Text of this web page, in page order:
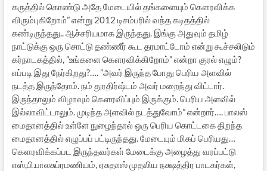
கருத்தில் கொண்டு அதே மேடையில் தங்களையும் கௌரவிக்க
விரும்புகிறோம்” என்று 2012 டிசம்பரில் வந்த கடிதத்தில்
கண்டிருந்தது.. ஆச்சரியமாக இருந்தது. இங்கு அதுவும் தமிழ்
நாட்டுக்கு ஒரு சொட்டு தண்ணீர் கூட தரமாட்டோம் என்று கூச்சலிடும்
கர்நாடகத்தில், ”உங்களை கௌரவிக்கிறோம்” என்றா குரல் எழும்?
எப்படி இது நேர்கிறது?…. ”அவர் இருந்த போது பெரிய அளவில்
நடத்த இருந்தோம். நம் துரதிர்ஷ்டம் அவர் மறைந்து விட்டார்.
இருந்தாலும் விழாவும் கௌரவிப்பும் இருக்கும். பெரிய அளவில்
இல்லாவிட்டாலும். முடிந்த அளவில் நடத்துவோம்” என்றார்…. பாலஸ்
மைதானத்தில் உள்ளே நுழைந்தால் ஒரு பெரிய கொட்டகை திறந்த
மைதானத்தில் எழுப்பப் பட்டிருந்தது. மேடையும் மிகப் பெரியது…
கௌரவிக்கப்பட இருந்தவர்கள் மேடைக்கு அழைத்து வரப்பட்டு
எஸ்,பி.பாலசுப்ரமணியம், ஏசுதாஸ் முதலிய நக்ஷத்திர பாடகர்கள்,